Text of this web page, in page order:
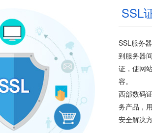
SSL
SSL服务
到服务器
证，使网
容。
西部数码
务产品，
安全解决